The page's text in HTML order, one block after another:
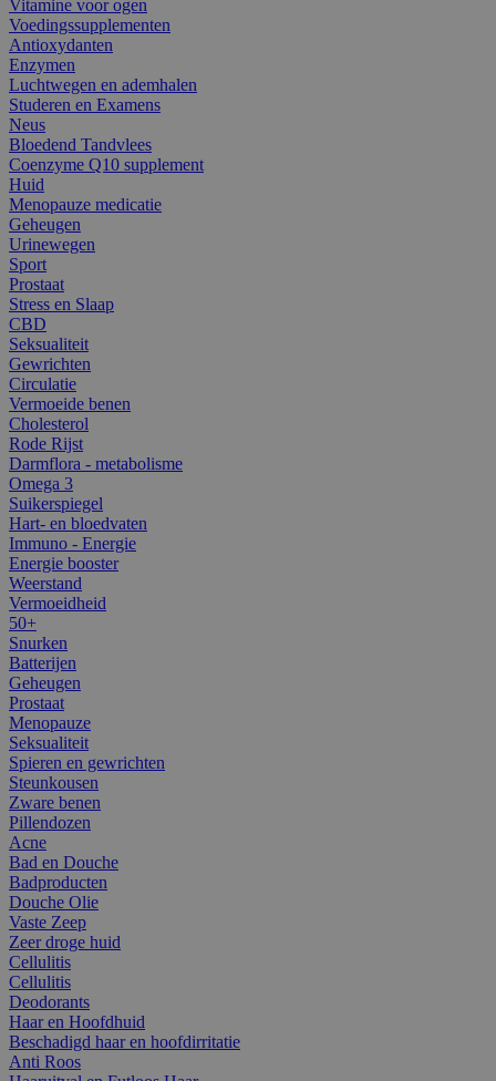
Vitamine voor ogen
Voedingssupplementen
Antioxydanten
Enzymen
Luchtwegen en ademhalen
Studeren en Examens
Neus
Bloedend Tandvlees
Coenzyme Q10 supplement
Huid
Menopauze medicatie
Geheugen
Urinewegen
Sport
Prostaat
Stress en Slaap
CBD
Seksualiteit
Gewrichten
Circulatie
Vermoeide benen
Cholesterol
Rode Rijst
Darmflora - metabolisme
Omega 3
Suikerspiegel
Hart- en bloedvaten
Immuno - Energie
Energie booster
Weerstand
Vermoeidheid
50+
Snurken
Batterijen
Geheugen
Prostaat
Menopauze
Seksualiteit
Spieren en gewrichten
Steunkousen
Zware benen
Pillendozen
Acne
Bad en Douche
Badproducten
Douche Olie
Vaste Zeep
Zeer droge huid
Cellulitis
Cellulitis
Deodorants
Haar en Hoofdhuid
Beschadigd haar en hoofdirritatie
Anti Roos